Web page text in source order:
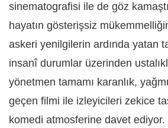
sinematografisi ile de göz
hayatın gösterişsiz
askeri yenilgilerin ardında yatan
insanî durumlar üzerinden
yönetmen tamamı karanlık,
geçen filmi ile izleyicileri zekice
komedi atmosferine davet